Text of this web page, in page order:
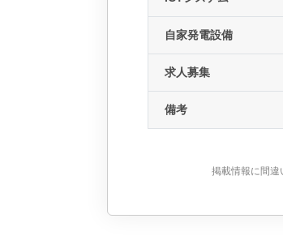
自家発電設備
求人募集
備考
掲載情報に間違